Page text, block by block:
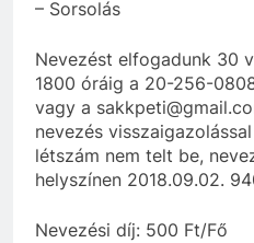
– Sorsolás
Nevezést elfogadunk 30
1800 óráig a 20-256-
vagy a
nevezés
létszám nem telt be,
helyszínen 2018.09.02.
Nevezési díj: 500 Ft/Fő